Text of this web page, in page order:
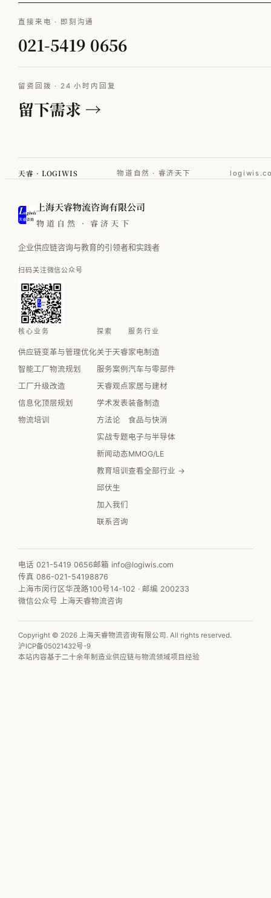
直接来电 · 即刻沟通
021-5419 0656
留资回拨 · 24 小时内回复
留下需求 →
天睿 · LOGIWIS 物道自然 · 睿济天下
上海天睿物流咨询有限公司
物道自然 · 睿济天下
企业供应链咨询与教育的引领者和实践者
扫码关注微信公众号
核心业务
供应链变革与管理优化
智能工厂物流规划
工厂升级改造
信息化顶层规划
物流培训
探索
关于天睿
服务案例
天睿观点
学术发表
方法论
实战专题
新闻动态
教育培训
邱伏生
加入我们
联系咨询
服务行业
家电制造
汽车与零部件
家居与建材
装备制造
食品与快消
电子与半导体
MMOG/LE
查看全部行业 →
电话 021-5419 0656邮箱 info@logiwis.com
传真 086-021-54198876
上海市闵行区华茂路100号14-102 · 邮编 200233
微信公众号 上海天睿物流咨询
Copyright © 2026 上海天睿物流咨询有限公司. All rights reserved.
沪ICP备05021432号-9
本站内容基于二十余年制造业供应链与物流领域项目经验